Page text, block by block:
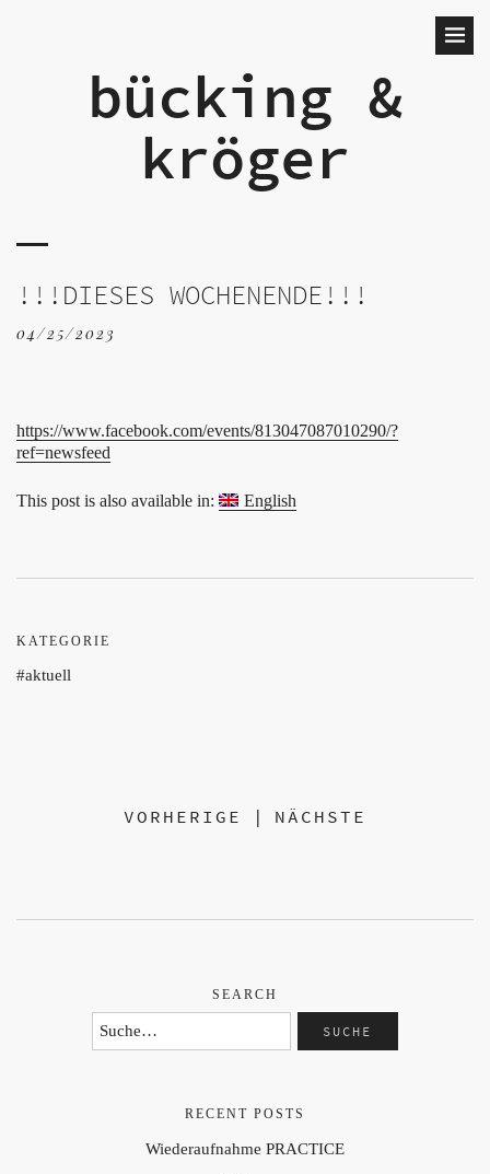
bücking &
kröger
!!!DIESES WOCHENENDE!!!
04/25/2023
https://www.facebook.com/events/813047087010290/?
ref=newsfeed
This post is also available in: English
KATEGORIE
aktuell
VORHERIGE | NÄCHSTE
SEARCH
RECENT POSTS
Wiederaufnahme PRACTICE